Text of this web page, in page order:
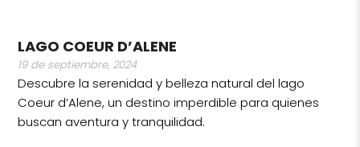
LAGO COEUR D’ALENE
19 de septiembre, 2024
Descubre la serenidad y belleza natural del lago
Coeur d’Alene, un destino imperdible para quienes
buscan aventura y tranquilidad.